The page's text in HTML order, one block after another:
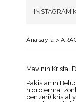
INSTAGRAM
Anasayfa >
Mavinin Kristal
Pakistan’ın
hidrotermal
benzeri) kristal